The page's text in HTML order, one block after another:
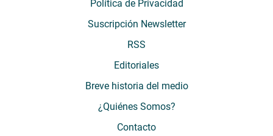
Política de Privacidad
Suscripción Newsletter
RSS
Editoriales
Breve historia del medio
¿Quiénes Somos?
Contacto